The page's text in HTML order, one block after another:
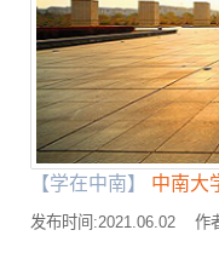
【学在中南】 中南大
发布时间:2021.06.02 作